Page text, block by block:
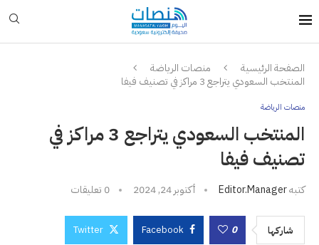
الصفحة الرئيسية
منصات الرياضة
المنتخب السعودي يتراجع 3 مراكز في تصنيف فيفا
منصات الرياضة
المنتخب السعودي يتراجع 3 مراكز في
تصنيف فيفا
كتبهEditor.manager أكتوبر 24, 2024 0 تعليقات
شاركها 0
Facebook
Twitter